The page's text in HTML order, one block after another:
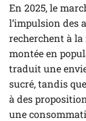
En 2025, le
l’impulsion des
recherchent à
montée en
traduit une
sucré, tandis
à des
une